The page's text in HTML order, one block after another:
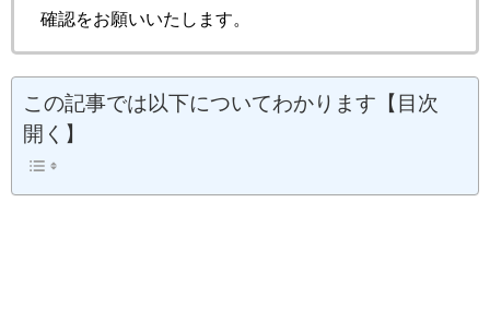
確認をお願いいたします。
この記事では以下についてわかります【目次
開く】